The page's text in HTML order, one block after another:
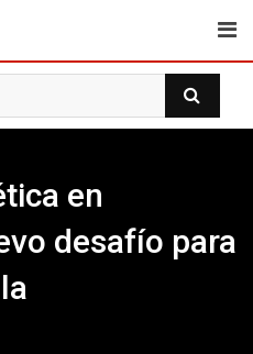
en
desafío para